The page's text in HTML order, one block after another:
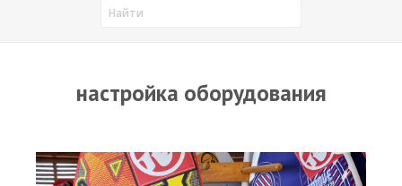
Прогноз погоды
Активности
настройка оборудования